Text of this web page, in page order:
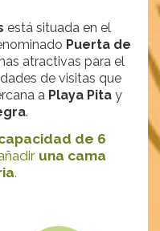
está situada en el
Puerta de
atractivas para el
de visitas que
a Playa Pitay
.
de 6
una cama
.